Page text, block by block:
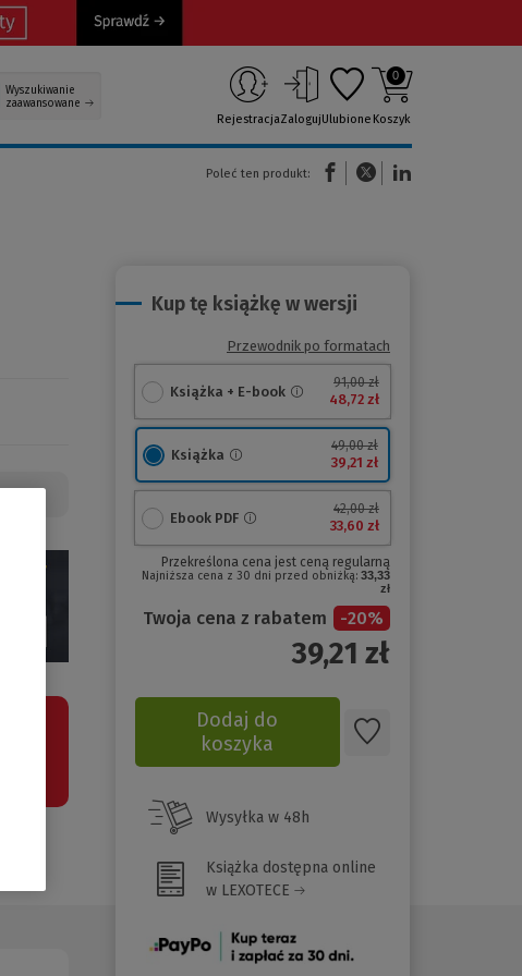
Wyszukiwanie
zaawansowane
RejestracjaZalogujUlubione
0
Koszyk
Poleć ten produkt:
(Nowe okno)(Link do innej strony)
Kup tę książkę w wersji
Przewodnik po formatach
Książka + E-book
91,00 zł
48,72 zł
Książka
49,00 zł
39,21 zł
Ebook PDF
42,00 zł
33,60 zł
Przekreślona cena jest ceną regularną
Najniższa cena z 30 dni przed obniżką: 33,33
zł
Twoja cena z rabatem -20%
39,21 zł
Dodaj do
koszyka
Wysyłka w 48h
Książka dostępna online
w LEXOTECE
(Nowe
(Nowe